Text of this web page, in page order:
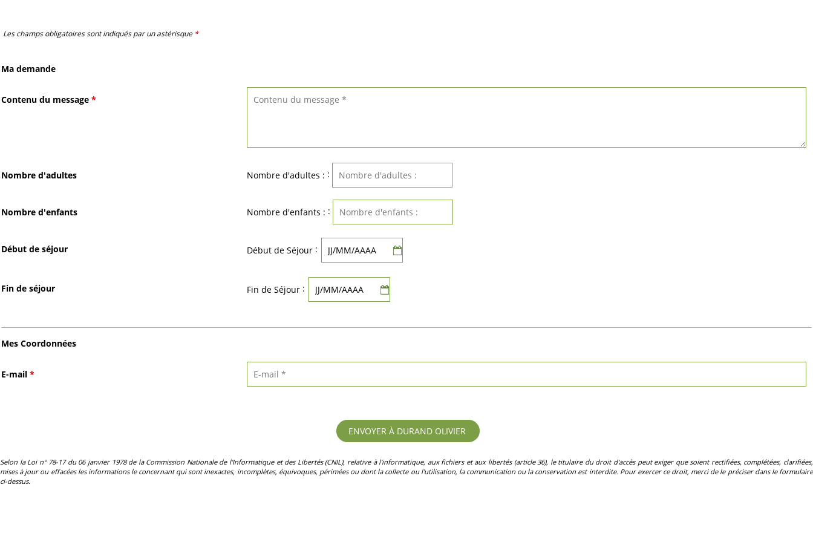
Les champs obligatoires sont indiqués par un astérisque *
Ma demande
Contenu du message *
Nombre d'adultes Nombre d'adultes : :
Nombre d'enfants Nombre d'enfants : :
Début de séjour Début de Séjour :
Fin de séjour Fin de Séjour :
Mes Coordonnées
E-mail *
Selon la Loi n° 78-17 du 06 janvier 1978 de la Commission Nationale de l'Informatique et des Libertés (CNIL), relative à l'informatique, aux fichiers et aux libertés (article 36), le titulaire du droit d'accès peut exiger que soient rectifiées, complétées, clarifiées,
mises à jour ou effacées les informations le concernant qui sont inexactes, incomplètes, équivoques, périmées ou dont la collecte ou l'utilisation, la communication ou la conservation est interdite. Pour exercer ce droit, merci de le préciser dans le formulaire
ci-dessus.